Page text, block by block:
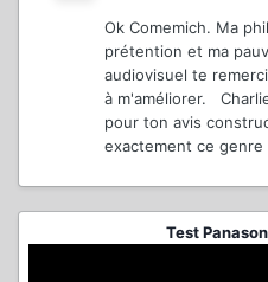
Ok Comemich. Ma
prétention et ma
audiovisuel te
à m'améliorer.
pour ton avis
exactement ce genre
Test